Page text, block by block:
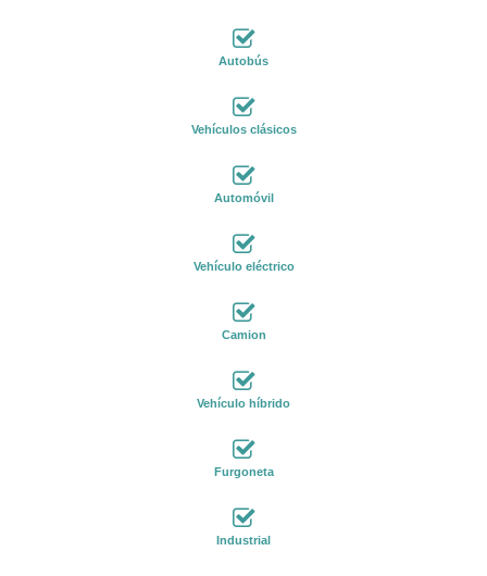
Autobús
Vehículos clásicos
Automóvil
Vehículo eléctrico
Camion
Vehículo híbrido
Furgoneta
Industrial